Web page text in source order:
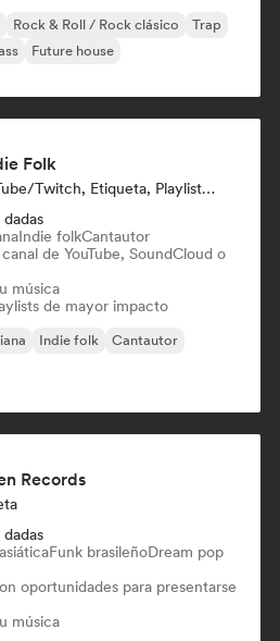
Rock & Roll / Rock clásico
Trap
Future house
Folk
Canal De YouTube/Twitch, Etiqueta, Playlist Curator
Indie folkCantautor
de YouTube, SoundCloud o
música
de mayor impacto
Indie folk Cantautor
Records
Funk brasileñoDream pop
oportunidades para presentarse
música